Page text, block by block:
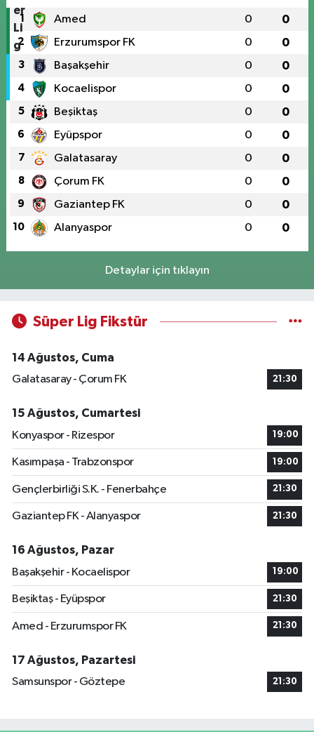
1 Amed 0 0
2 Erzurumspor FK 0 0
3 Başakşehir 0 0
4 Kocaelispor 0 0
5 Beşiktaş 0 0
6 Eyüpspor 0 0
7 Galatasaray 0 0
8 Çorum FK 0 0
9 Gaziantep FK 0 0
10 Alanyaspor 0 0
Detaylar için tıklayın
Süper Lig Fikstür
14 Ağustos, Cuma
Galatasaray - Çorum FK
21:30
15 Ağustos, Cumartesi
Konyaspor - Rizespor
19:00
Kasımpaşa - Trabzonspor 19:00
Gençlerbirliği S.K. - Fenerbahçe 21:30
Gaziantep FK - Alanyaspor 21:30
16 Ağustos, Pazar
Başakşehir - Kocaelispor
19:00
Beşiktaş - Eyüpspor 21:30
Amed - Erzurumspor FK 21:30
17 Ağustos, Pazartesi
Samsunspor - Göztepe
21:30